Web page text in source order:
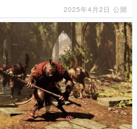
2025年4月2日 公開